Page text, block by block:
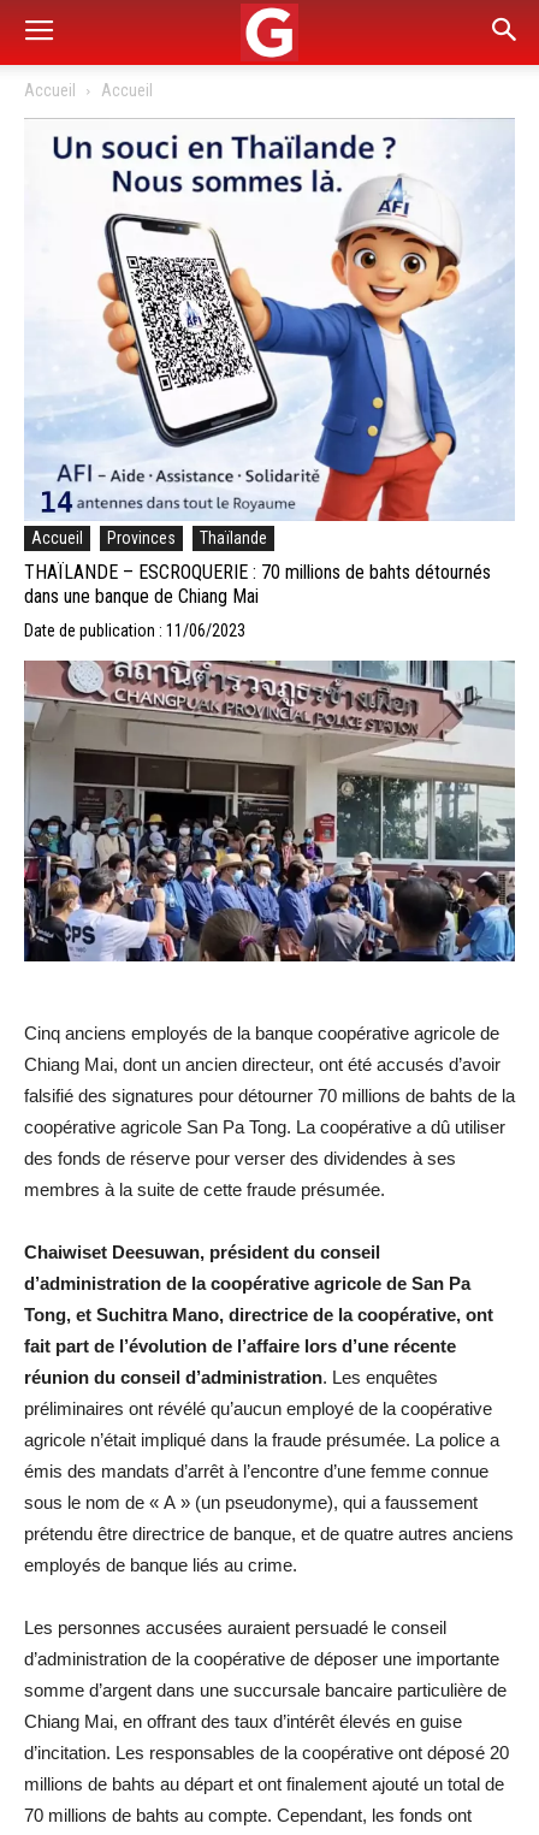
Accueil Accueil
Accueil Provinces Thaïlande
THAÏLANDE – ESCROQUERIE : 70 millions de bahts détournés
dans une banque de Chiang Mai
Date de publication : 11/06/2023
Cinq anciens employés de la banque coopérative agricole de
Chiang Mai, dont un ancien directeur, ont été accusés d’avoir
falsifié des signatures pour détourner 70 millions de bahts de la
coopérative agricole San Pa Tong. La coopérative a dû utiliser
des fonds de réserve pour verser des dividendes à ses
membres à la suite de cette fraude présumée.
Chaiwiset Deesuwan, président du conseil
d’administration de la coopérative agricole de San Pa
Tong, et Suchitra Mano, directrice de la coopérative, ont
fait part de l’évolution de l’affaire lors d’une récente
réunion du conseil d’administration. Les enquêtes
préliminaires ont révélé qu’aucun employé de la coopérative
agricole n’était impliqué dans la fraude présumée. La police a
émis des mandats d’arrêt à l’encontre d’une femme connue
sous le nom de « A » (un pseudonyme), qui a faussement
prétendu être directrice de banque, et de quatre autres anciens
employés de banque liés au crime.
Les personnes accusées auraient persuadé le conseil
d’administration de la coopérative de déposer une importante
somme d’argent dans une succursale bancaire particulière de
Chiang Mai, en offrant des taux d’intérêt élevés en guise
d’incitation. Les responsables de la coopérative ont déposé 20
millions de bahts au départ et ont finalement ajouté un total de
70 millions de bahts au compte. Cependant, les fonds ont